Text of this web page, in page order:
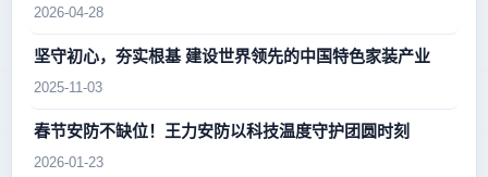
2026-04-28
坚守初心，夯实根基 建设世界领先的中国特色家装产业
2025-11-03
春节安防不缺位！王力安防以科技温度守护团圆时刻
2026-01-23